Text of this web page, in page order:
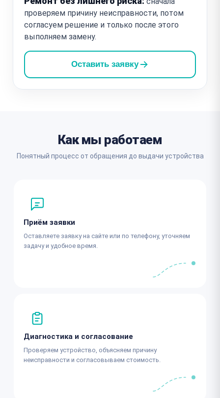
проверяем причину неисправности, потом
согласуем решение и только после этого
выполняем замену.
Оставить заявку
Как мы работаем
Понятный процесс от обращения до выдачи устройства
Приём заявки
Оставляете заявку на сайте или по телефону, уточняем
задачу и удобное время.
Диагностика и согласование
Проверяем устройство, объясняем причину
неисправности и согласовываем стоимость.